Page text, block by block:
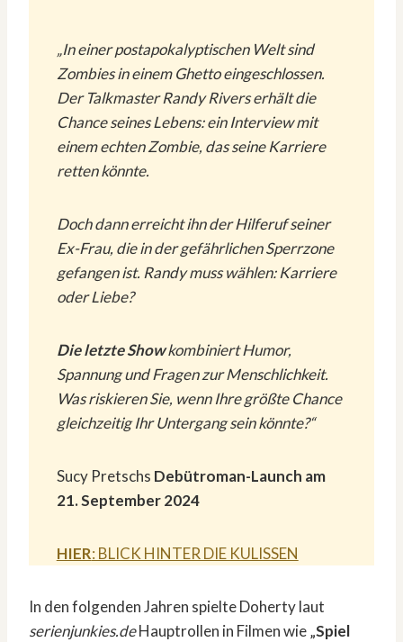
„In einer postapokalyptischen Welt sind
Zombies in einem Ghetto eingeschlossen.
Der Talkmaster Randy Rivers erhält die
Chance seines Lebens: ein Interview mit
einem echten Zombie, das seine Karriere
retten könnte.
Doch dann erreicht ihn der Hilferuf seiner
Ex-Frau, die in der gefährlichen Sperrzone
gefangen ist. Randy muss wählen: Karriere
oder Liebe?
Die letzte Showkombiniert Humor,
Spannung und Fragen zur Menschlichkeit.
Was riskieren Sie, wenn Ihre größte Chance
gleichzeitig Ihr Untergang sein könnte?“
Sucy Pretschs Debütroman-Launch am
21. September 2024
HIER: BLICK HINTER DIE KULISSEN
In den folgenden Jahren spielte Doherty laut
serienjunkies.deHauptrollen in Filmen wie „Spiel